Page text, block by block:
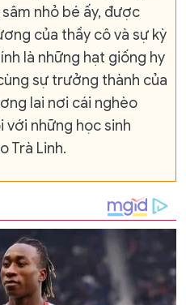
nhỏ bé ấy, được
của thầy cô và sự kỳ
là những hạt giống hy
sự trưởng thành của
lai nơi cái nghèo
với những học sinh
Trà Linh.